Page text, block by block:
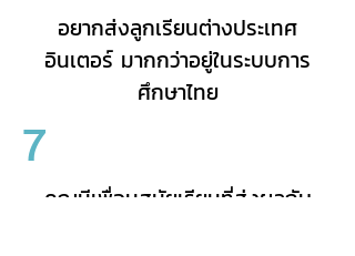
อยากส่งลูกเรียนต่างประเทศ
อินเตอร์ มากกว่าอยู่ในระบบการ
ศึกษาไทย
7
คุณมีเพื่อนสมัยเรียนที่ส่งผลกับ